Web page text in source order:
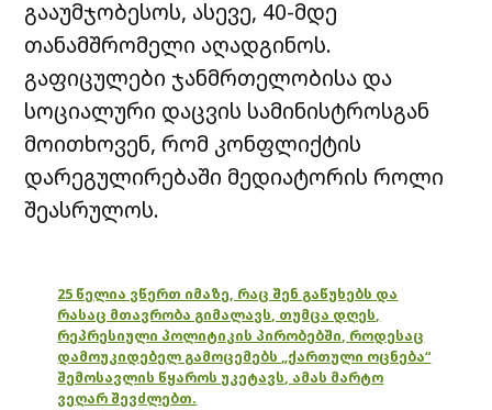
გააუმჯობესოს, ასევე, 40-მდე
თანამშრომელი აღადგინოს.
გაფიცულები ჯანმრთელობისა და
სოციალური დაცვის სამინისტროსგან
მოითხოვენ, რომ კონფლიქტის
დარეგულირებაში მედიატორის როლი
შეასრულოს.
25 წელია ვწერთ იმაზე, რაც შენ გაწუხებს და
რასაც მთავრობა გიმალავს, თუმცა დღეს,
რეპრესიული პოლიტიკის პირობებში, როდესაც
დამოუკიდებელ გამოცემებს „ქართული ოცნება“
შემოსავლის წყაროს უკეტავს, ამას მარტო
ვეღარ შევძლებთ.